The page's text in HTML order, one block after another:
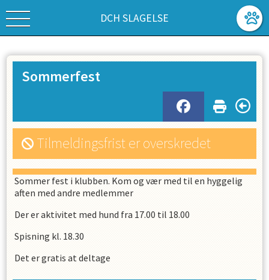
DCH SLAGELSE
Sommerfest
Tilmeldingsfrist er overskredet
Sommer fest i klubben. Kom og vær med til en hyggelig
aften med andre medlemmer
Der er aktivitet med hund fra 17.00 til 18.00
Spisning kl. 18.30
Det er gratis at deltage